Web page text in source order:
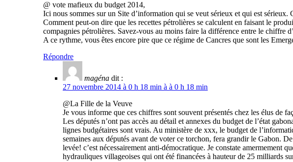
@ vote mafieux du budget 2014,
Ici nous sommes sur un Site d’information qui se veut sérieux et qui est
Comment peut-on dire que les recettes pétrolières se calculent en faisant le
compagnies pétrolières. Savez-vous au moins faire la différence entre le chiffre
A ce rythme, vous êtes encore pire que ce régime de Cancres que sont les
Répondre
magéna dit :
27 novembre 2014 à 0 h 18 min à à 0 h 18 min
@La Fille de la Veuve
Je vous informe que ces chiffres sont souvent présentés chez les élus de
Les députés n’ont pas accès au détail et annexes du budget de l’état
lignes budgétaires sont vrais. Au ministère de xxx, le budget de
semaines aux députés avant de voter ce torchon, fera grandir le Gabon.
levée! c’est nécessairement anti-démocratique. Je constate amermement
hydrauliques villageoises qui ont été financées à hauteur de 25 milliards